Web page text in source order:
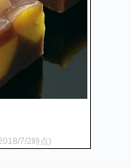
7/2時点)